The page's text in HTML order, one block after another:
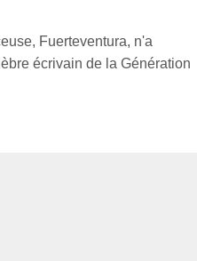
Fuerteventura, n'a
écrivain de la Génération